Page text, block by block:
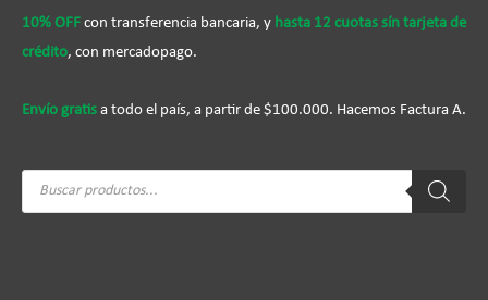
10% OFF con transferencia bancaria, y hasta 12 cuotas sín tarjeta de
crédito, con mercadopago.
Envío gratis a todo el país, a partir de $100.000. Hacemos Factura A.
Búsqueda